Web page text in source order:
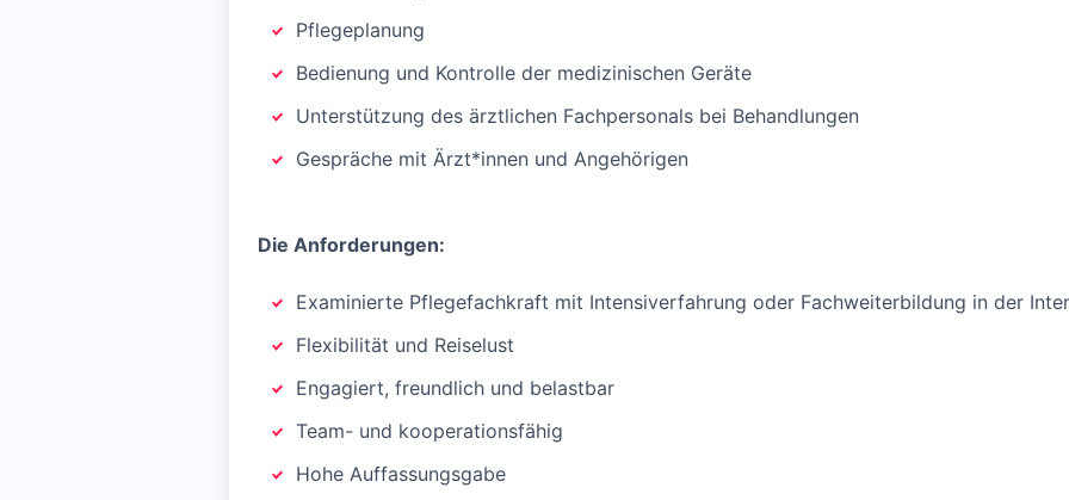
Pflegeplanung
Bedienung und Kontrolle der medizinischen Geräte
Unterstützung des ärztlichen Fachpersonals bei Behandlungen
Gespräche mit Ärzt*innen und Angehörigen
Die Anforderungen:
Examinierte Pflegefachkraft mit Intensiverfahrung oder Fachweiterbildung in der
Flexibilität und Reiselust
Engagiert, freundlich und belastbar
Team- und kooperationsfähig
Hohe Auffassungsgabe